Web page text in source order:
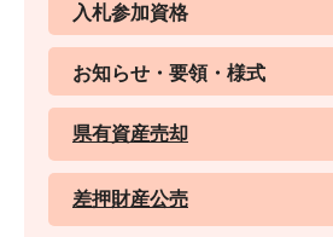
入札参加資格
お知らせ・要領・様式
県有資産売却
差押財産公売